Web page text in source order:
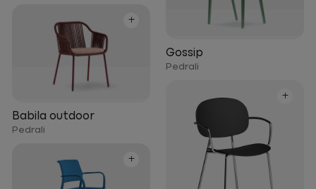
Gossip
Pedrali
+
Babila outdoor
Pedrali
+
+